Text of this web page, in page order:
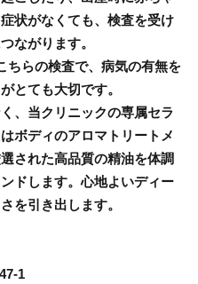
状がなくても、検査を受け
ながります。
ちらの検査で、病気の有無を
とても大切です。
、当クリニックの専属セラ
ボディのアロマトリートメ
された高品質の精油を体調
ドします。心地よいディー
を引き出します。
1